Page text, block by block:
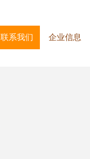
联系我们 企业信息